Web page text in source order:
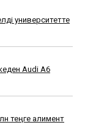
университетте
Audi A6
теңге алимент